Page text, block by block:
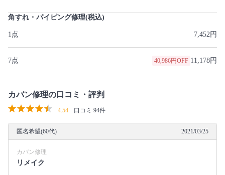
角すれ・パイピング修理(税込)
1点 7,452円
7点 40,986円OFF 11,178円
カバン修理の口コミ・評判
4.54 口コミ 94件
匿名希望(60代) 2021/03/25
カバン修理
リメイク